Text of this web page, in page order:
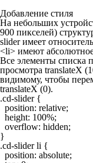
Добавление стиля
На небольших
900 пикселей)
sliderимеет
<li> имеют
Все элементы списка
просмотра translateX
видимому, чтобы
translateX (0).
.cd-slider {
  position: relative;
  height: 100%;
  overflow: hidden;
}
.cd-slider li {
  position: absolute;